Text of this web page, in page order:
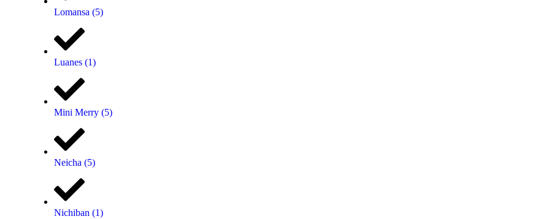
Lomansa (5)
Luanes (1)
Mini Merry (5)
Neicha (5)
Nichiban (1)